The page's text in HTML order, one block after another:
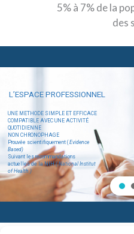
5% à 7% de la
des
L’ESPACE PROFESSIONNEL
UNE METHODE SIMPLE ET EFFICACE
COMPATIBLE AVEC UNE ACTIVITÉ
QUOTIDIENNE
NON CHRONOPHAGE
Prouvée scientifiquement ( Evidence
Based)
Suivant les recommandations
actuelles de la NIH( National Institut
of Health )